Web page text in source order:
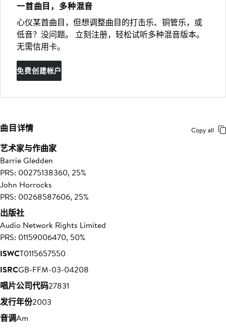
一首曲目，多种混音
心仪某首曲目，但想调整曲目的打击乐、铜管乐，或
低音？没问题。 立刻注册，轻松试听多种混音版本。
无需信用卡。
免费创建帐户
曲目详情 Copy all
艺术家与作曲家
Barrie Gledden
PRS: 00275138360, 25%
John Horrocks
PRS: 00268587606, 25%
出版社
Audio Network Rights Limited
PRS: 01159006470, 50%
ISWCT0115657550
ISRCGB-FFM-03-04208
唱片公司代码27831
发行年份2003
音调Am